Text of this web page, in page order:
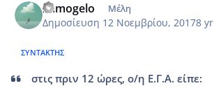
xamogelo Μέλη
Δημοσίευση 12 Νοεμβρίου, 20178 yr
ΣΥΝΤΆΚΤΗΣ
στις πριν 12 ώρες, ο/η Ε.Γ.Α. είπε: